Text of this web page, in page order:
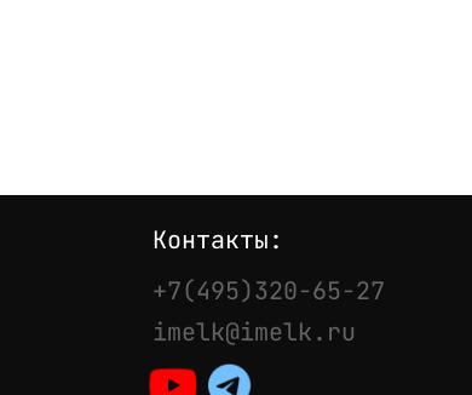
Контакты:
+7(495)320-65-27
imelk@imelk.ru